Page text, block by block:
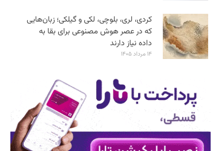
کردی، لری، بلوچی، لکی و گیلکی؛ زبان‌هایی
که در عصر هوش مصنوعی برای بقا به
داده نیاز دارند
۱۴ مرداد ۱۴۰۵